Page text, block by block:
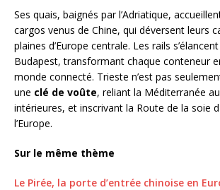
Ses quais, baignés par l’Adriatique,
cargos venus de Chine, qui déversent leurs
plaines d’Europe centrale. Les rails
Budapest, transformant chaque conteneur
monde connecté. Trieste n’est pas
une clé de voûte, reliant la Méditerranée
intérieures, et inscrivant la Route de la soie
l’Europe.
Sur le même thème
Le Pirée, la porte d’entrée chinoise en